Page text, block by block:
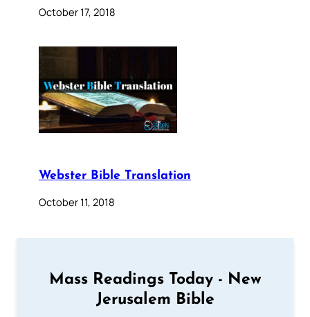
October 17, 2018
Webster Bible Translation
October 11, 2018
Mass Readings Today - New
Jerusalem Bible